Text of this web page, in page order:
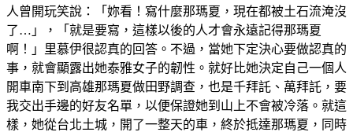
人曾開玩笑說：「妳看！寫什麼那瑪夏，現在都被土石流淹沒
了…」，「就是要寫，這樣以後的人才會永遠記得那瑪夏
啊！」里慕伊很認真的回答。不過，當她下定決心要做認真的
事，就會顯露出她泰雅女子的韌性。就好比她決定自己一個人
開車南下到高雄那瑪夏做田野調查，也是千拜託、萬拜託，要
我交出手邊的好友名單，以便保證她到山上不會被冷落。就這
樣，她從台北土城，開了一整天的車，終於抵達那瑪夏，同時